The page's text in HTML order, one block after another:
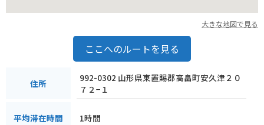
大きな地図で見る
ここへのルートを見る
住所
992-0302 山形県東置賜郡高畠町安久津２０
７２−１
平均滞在時間 1時間